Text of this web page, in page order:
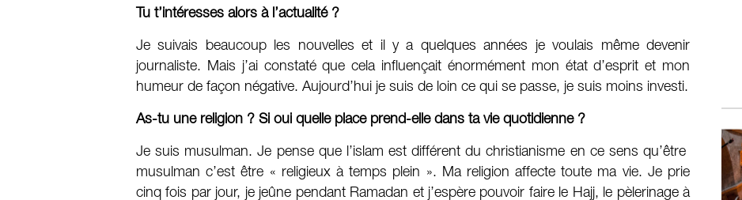
Tu t’intéresses alors à l’actualité ?
Je suivais beaucoup les nouvelles et il y a quelques années je voulais même devenir
journaliste. Mais j’ai constaté que cela influençait énormément mon état d’esprit et mon
humeur de façon négative. Aujourd’hui je suis de loin ce qui se passe, je suis moins investi.
As-tu une religion ? Si oui quelle place prend-elle dans ta vie quotidienne ?
Je suis musulman. Je pense que l’islam est différent du christianisme en ce sens qu’être
musulman c’est être « religieux à temps plein ». Ma religion affecte toute ma vie. Je prie
cinq fois par jour, je jeûne pendant Ramadan et j’espère pouvoir faire le Hajj, le pèlerinage à